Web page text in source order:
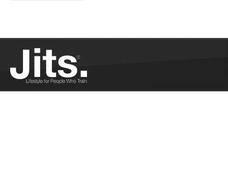
Open Mat Féminin by Panda Saison 7 épisode
1 : 11 Novembre 2021 - 09/30/2021
Le Jiu Jitsu Féminin se donne rendez-vous le 11